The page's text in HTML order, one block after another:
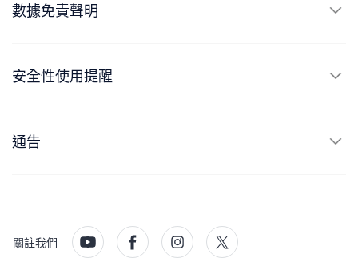
數據免責聲明
安全性使用提醒
通告
關註我們